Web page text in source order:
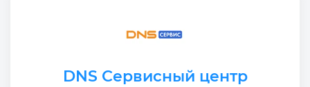
DNS Сервисный центр